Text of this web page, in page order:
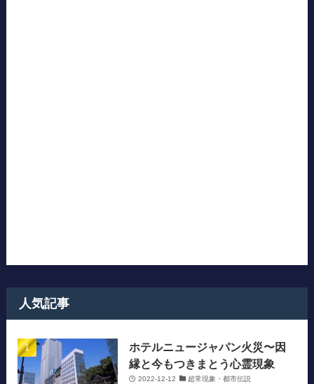
人気記事
ホテルニュージャパン火災〜因
縁と今もつきまとう心霊現象
2022-12-12 超常現象・都市伝説